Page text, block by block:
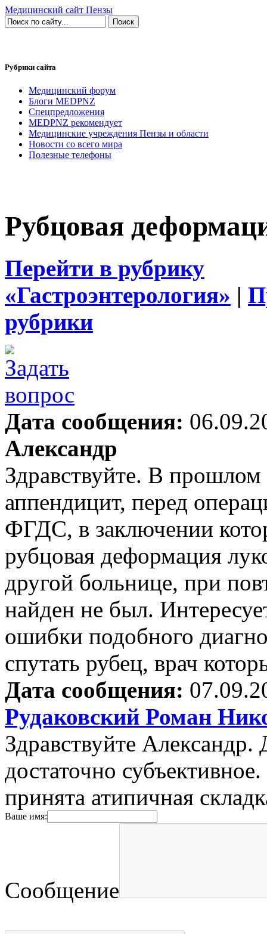
Медицинский сайт Пензы
Рубрики сайта
Медицинский форум
Блоги MEDPNZ
Спецпредложения
MEDPNZ рекомендует
Медицинские учреждения Пензы и области
Новости со всего мира
Полезные телефоны
Рубцовая
Перейти в рубрику
«Гастроэнтерология» |
рубрики
Дата сообщения:
Александр
Здравствуйте. В прошлом
аппендицит, перед
ФГДС, в заключении
рубцовая деформация
другой больнице, при
найден не был.
ошибки подобного
спутать рубец, врач
Дата сообщения:
Рудаковский Роман
Здравствуйте Александр.
достаточно
принята атипичная
Ваше имя:
Сообщение